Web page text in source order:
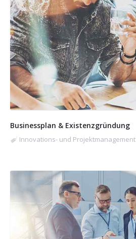
Businessplan & Existenzgründung
Innovations- und Projektmanagement